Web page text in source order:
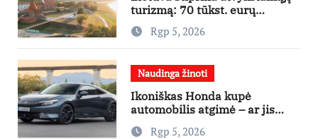
turizmą: 70 tūkst. eurų
investicijų užsienio turistams
pritraukti
Rgp 5, 2026
Naudinga žinoti
Ikoniškas Honda kupė
automobilis atgimė – ar jis
pateisins pirkėjų lūkesčius?
Rgp 5, 2026